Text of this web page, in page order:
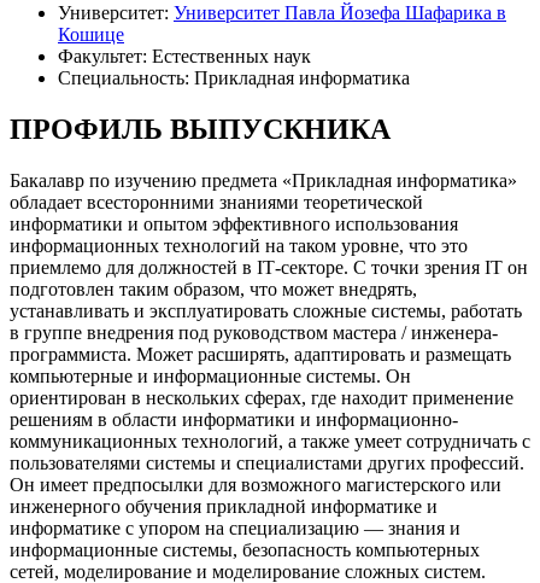
Университет: Университет Павла Йозефа Шафарика в
Кошице
Факультет: Естественных наук
Специальность: Прикладная информатика
ПРОФИЛЬ ВЫПУСКНИКА
Бакалавр по изучению предмета «Прикладная информатика»
обладает всесторонними знаниями теоретической
информатики и опытом эффективного использования
информационных технологий на таком уровне, что это
приемлемо для должностей в IТ-секторе. С точки зрения IТ он
подготовлен таким образом, что может внедрять,
устанавливать и эксплуатировать сложные системы, работать
в группе внедрения под руководством мастера / инженера-
программиста. Может расширять, адаптировать и размещать
компьютерные и информационные системы. Он
ориентирован в нескольких сферах, где находит применение
решениям в области информатики и информационно-
коммуникационных технологий, а также умеет сотрудничать с
пользователями системы и специалистами других профессий.
Он имеет предпосылки для возможного магистерского или
инженерного обучения прикладной информатике и
информатике с упором на специализацию — знания и
информационные системы, безопасность компьютерных
сетей, моделирование и моделирование сложных систем.